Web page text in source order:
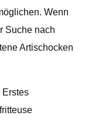
Wenn
Suche nach
Artischocken
Erstes